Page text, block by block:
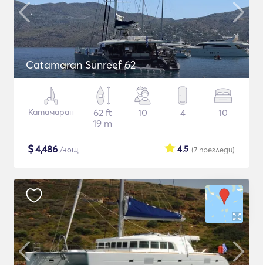
Catamaran Sunreef 62
Катамаран
62 ft
19 m
10 4 10
$4,486 /нощ (7 прегледи)
4.5